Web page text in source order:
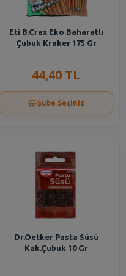
Eti B.Crax Eko Baharatlı
Çubuk Kraker 175 Gr
44,40 TL
Şube Seçiniz
Dr.Oetker Pasta Süsü
Kak.Çubuk 10 Gr